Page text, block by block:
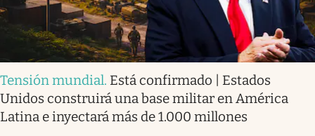
Tensión mundial. Está confirmado | Estados
Unidos construirá una base militar en América
Latina e inyectará más de 1.000 millones